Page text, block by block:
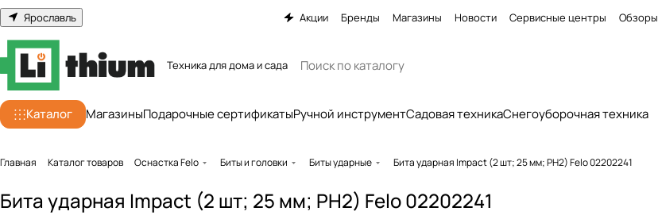
Ярославль Акции Бренды Магазины Новости Сервисные центры Обзоры
Техника для дома и сада
Каталог МагазиныПодарочные сертификатыРучной инструментСадовая техникаСнегоуборочная техника
Главная Каталог товаров Оснастка Felo Биты и головки Биты ударные Бита ударная Impact (2 шт; 25 мм; PH2) Felo 02202241
Бита ударная Impact (2 шт; 25 мм; PH2) Felo 02202241